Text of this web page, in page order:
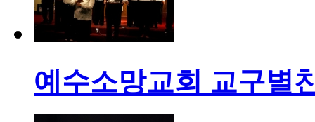
예수소망교회 교구별